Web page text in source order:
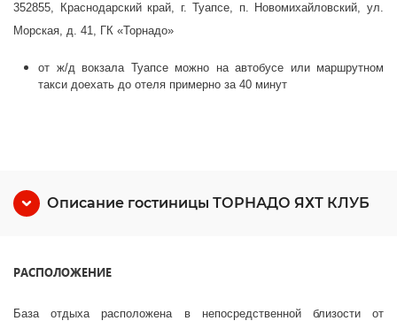
352855, Краснодарский край, г. Туапсе, п. Новомихайловский, ул.
Морская, д. 41, ГК «Торнадо»
от ж/д вокзала Туапсе можно на автобусе или маршрутном
такси доехать до отеля примерно за 40 минут
Описание гостиницы ТОРНАДО ЯХТ КЛУБ
РАСПОЛОЖЕНИЕ
База отдыха расположена в непосредственной близости от